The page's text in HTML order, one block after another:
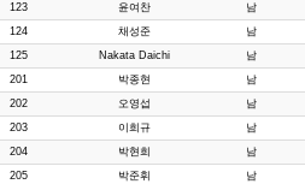
123
윤여찬 남
124
채성준 남
125
Nakata Daichi 남
201
박종현 남
202
오영섭 남
203
이희규 남
204
박현희 남
205
박준휘 남